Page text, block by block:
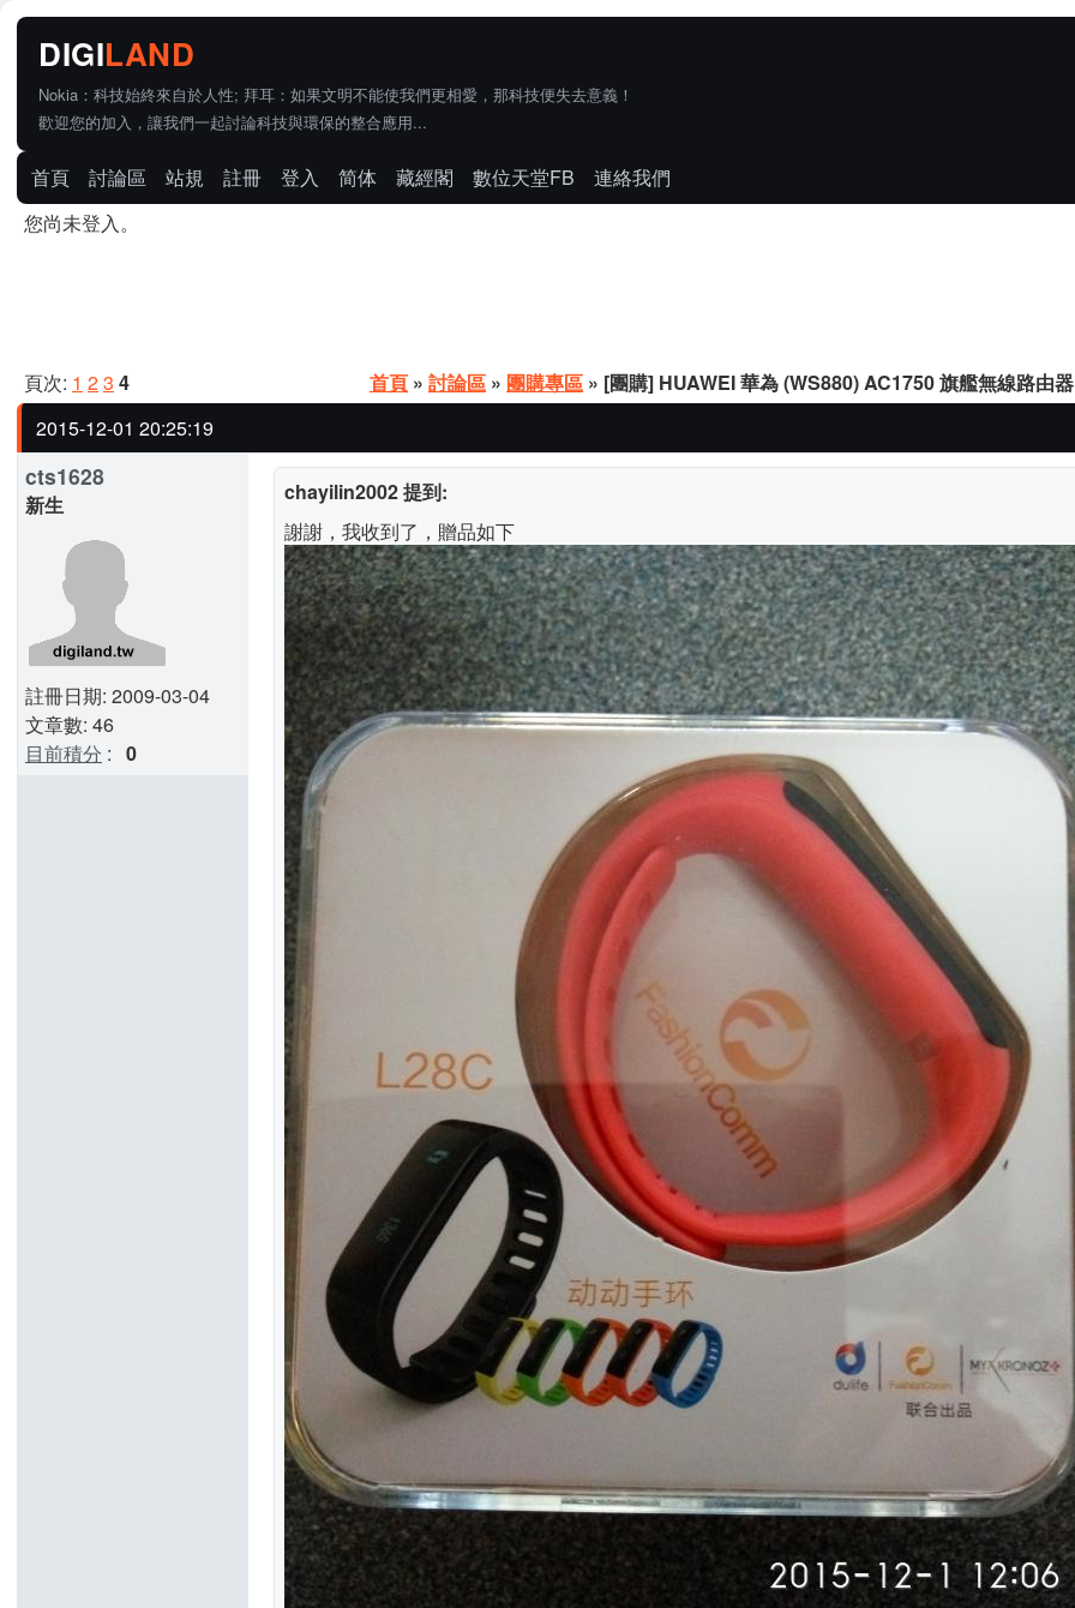
Nokia：科技始終來自於人性; 拜耳：如果文明不能使我們更相愛，那科技便失去意義！
歡迎您的加入，讓我們一起討論科技與環保的整合應用...
首頁 討論區 站規 註冊 登入 简体 藏經閣 數位天堂FB
連絡我們
您尚未登入。
頁次: 1 23 4 首頁 » 討論區 » 團購專區 » [團購] HUAWEI 華為 (WS880) AC1750 旗艦無線路由器
2015-12-01 20:25:19
cts1628
新生
註冊日期: 2009-03-04
文章數: 46
目前積分 : 0
chayilin2002 提到:
謝謝，我收到了，贈品如下